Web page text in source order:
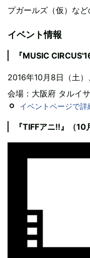
プガールズ（仮）など
イベント情報
『MUSIC
2016年10月8日（土）
会場：大阪府 タルイ
イベントページで詳
『TIFFアニ!!』（10